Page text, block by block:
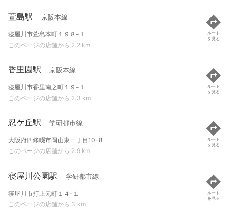
萱島駅 京阪本線
寝屋川市萱島本町１９８-１
このページの店舗から 2.2 km
ルート
を見る
香里園駅 京阪本線
寝屋川市香里南之町１９-１
このページの店舗から 2.3 km
ルート
を見る
忍ケ丘駅 学研都市線
大阪府四條畷市岡山東一丁目10-8
このページの店舗から 2.9 km
ルート
を見る
寝屋川公園駅 学研都市線
寝屋川市打上元町１４-１
このページの店舗から 3 km
ルート
を見る